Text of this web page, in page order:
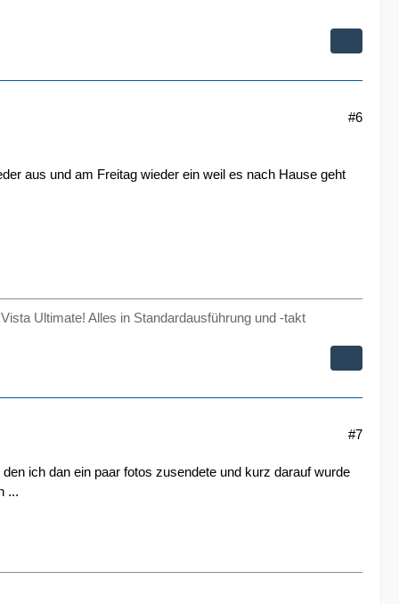
#6
aus und am Freitag wieder ein weil es nach Hause geht
Ultimate! Alles in Standardausführung und -takt
#7
ich dan ein paar fotos zusendete und kurz darauf wurde
...